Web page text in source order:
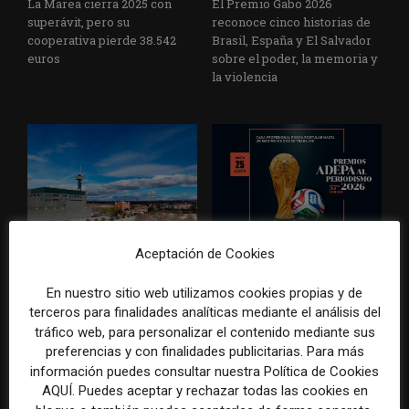
La Marea cierra 2025 con
superávit, pero su
cooperativa pierde 38.542
euros
El Premio Gabo 2026
reconoce cinco historias de
Brasil, España y El Salvador
sobre el poder, la memoria y
la violencia
Radio Televisión Madrid
establece un sistema de
inteligencia artificial
ADEPA crea un premio
Mundial 2026
Aceptación de Cookies
En nuestro sitio web utilizamos cookies propias y de
terceros para finalidades analíticas mediante el análisis del
tráfico web, para personalizar el contenido mediante sus
preferencias y con finalidades publicitarias. Para más
información puedes consultar nuestra Política de Cookies
AQUÍ. Puedes aceptar y rechazar todas las cookies en